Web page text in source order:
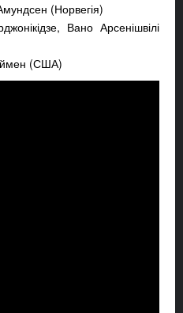
(Норвегія)
Вано Арсенішвілі
(США)